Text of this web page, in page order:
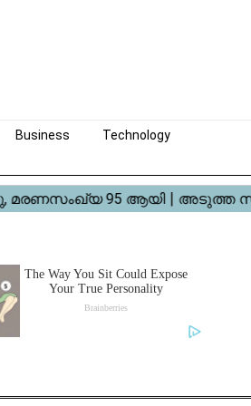
Business
Technology